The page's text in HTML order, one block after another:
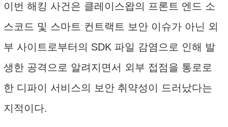
이번 해킹 사건은 클레이스왑의 프론트 엔드 소
스코드 및 스마트 컨트랙트 보안 이슈가 아닌 외
부 사이트로부터의 SDK 파일 감염으로 인해 발
생한 공격으로 알려지면서 외부 접점을 통로로
한 디파이 서비스의 보안 취약성이 드러났다는
지적이다.